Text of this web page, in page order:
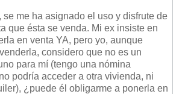
Arrendamientos Urbanos
la Comunidad de Propietarios
Adquisición de Vivienda en Propiedad
práctico
se me ha asignado el uso y disfrute de
que ésta se venda. Mi ex insiste en
en venta YA, pero yo, aunque
considero que no es un
para mí (tengo una nómina
podría acceder a otra vivienda, ni
¿puede él obligarme a ponerla en